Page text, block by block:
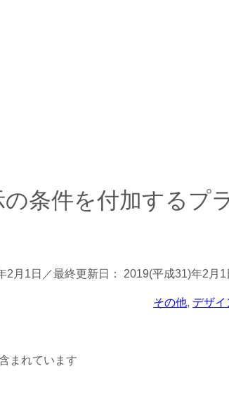
条件を付加するプ
2月1日 ／最終更新日： 2019(平成31)年2月1
その他, デザイ
まれています